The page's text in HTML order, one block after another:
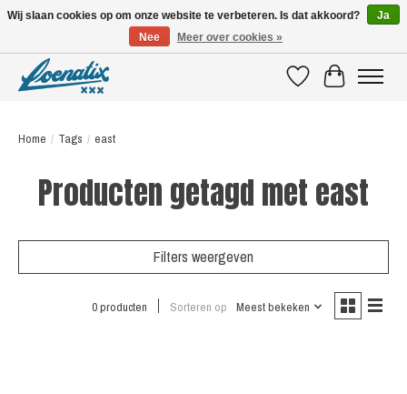
VerlanglijstWinkelwagen
Home / Tags / east
Producten getagd met east
Filters weergeven
0 producten Sorteren op Meest bekeken
Wij slaan cookies op om onze website te verbeteren. Is dat akkoord?
Ja
Nee
Meer over cookies »